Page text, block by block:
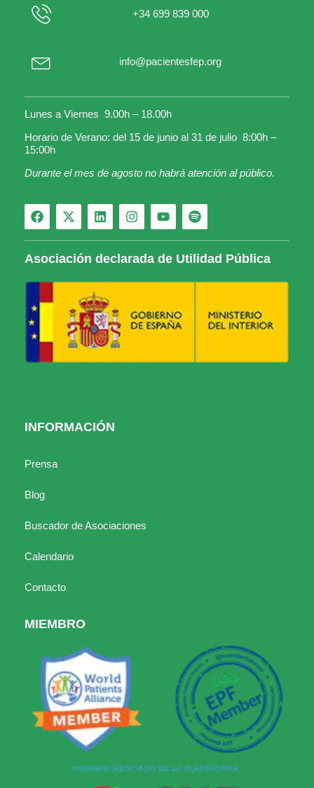
+34 699 839 000
info@pacientesfep.org
Lunes a Viernes 9.00h – 18.00h
Horario de Verano: del 15 de junio al 31 de julio 8:00h –
15:00h
Durante el mes de agosto no habrá atención al público.
Asociación declarada de Utilidad Pública
INFORMACIÓN
Prensa
Blog
Buscador de Asociaciones
Calendario
Contacto
MIEMBRO